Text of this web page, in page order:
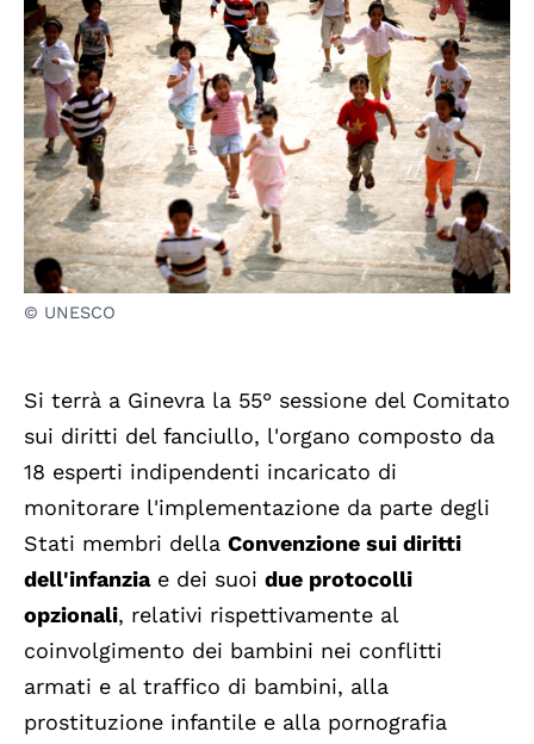
© UNESCO
Si terrà a Ginevra la 55° sessione del Comitato
sui diritti del fanciullo, l'organo composto da
18 esperti indipendenti incaricato di
monitorare l'implementazione da parte degli
Stati membri della Convenzione sui diritti
dell'infanziae dei suoi due protocolli
opzionali, relativi rispettivamente al
coinvolgimento dei bambini nei conflitti
armati e al traffico di bambini, alla
prostituzione infantile e alla pornografia